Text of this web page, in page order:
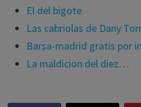
El del bigote
Las cabriolas de Dany
Barsa-madrid gratis por
La maldicion del diez…